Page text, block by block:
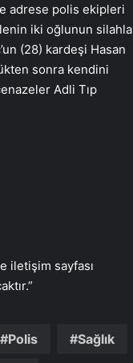
adrese polis ekipleri
iki oğlunun silahla
(28) kardeşi Hasan
sonra kendini
Adli Tıp
iletişim sayfası
Polis Sağlık
döneminde 233 kuş